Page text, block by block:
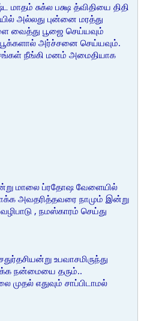
சுக்ல பக்ஷ த்விதியை திதி
அல்லது புன்னை மரத்து
வைத்து பூஜை செய்யவும்
அர்ச்சனை செய்யவும்.
நீங்கி மனம் அமைதியாக
மாலை ப்ரதோஷ வேளையில்
அவதரித்தவரை நாமும் இன்று
, நமஸ்காரம் செய்து
உபவாசமிருந்து
நன்மையை தரும்..
முதல் எதுவும் சாப்பிடாமல்